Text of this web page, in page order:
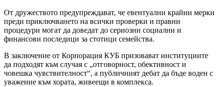
От дружеството предупреждават, че евентуални крайни мерки
преди приключването на всички проверки и правни
процедури могат да доведат до сериозни социални и
финансови последици за стотици семейства.
В заключение от Корпорация КУБ призовават институциите
да подходят към случая с „отговорност, обективност и
човешка чувствителност“, а публичният дебат да бъде воден с
уважение към хората, живеещи в комплекса.